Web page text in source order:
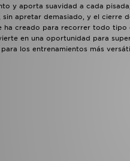
y aporta suavidad a cada
apretar demasiado, y el cierre
ha creado para recorrer todo tipo
en una oportunidad para
los entrenamientos más